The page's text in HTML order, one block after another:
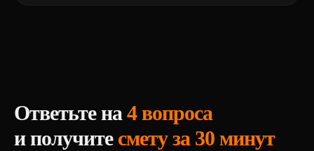
Ответьте на 4 вопроса
и получите смету за 30 минут